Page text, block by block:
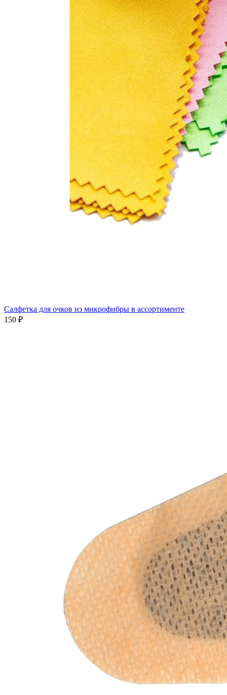
Салфетка для очков из микрофибры в ассортименте
150 ₽